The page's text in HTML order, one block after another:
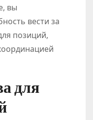
вы
вести за
позиций,
для